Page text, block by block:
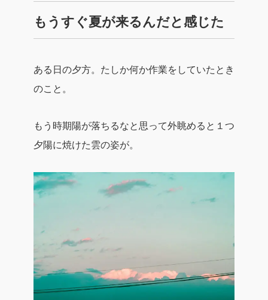
もうすぐ夏が来るんだと感じた
ある日の夕方。たしか何か作業をしていたとき
のこと。
もう時期陽が落ちるなと思って外眺めると１つ
夕陽に焼けた雲の姿が。